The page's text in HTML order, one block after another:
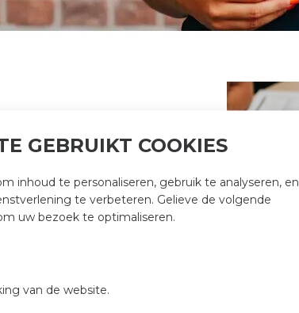
. Met jarenlange
klanten bij de verkoop,
, wat betekent dat u
en een betrouwbare
en professioneel
naar uw droomhuis of
GEBRUIKT COOKIES
inhoud te personaliseren, gebruik te analyseren, en
te verbeteren. Gelieve de volgende
uw bezoek te optimaliseren.
van de website.